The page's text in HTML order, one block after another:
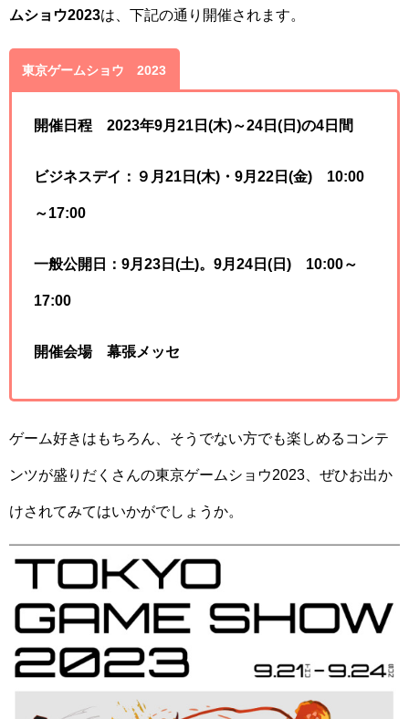
ムショウ2023は、下記の通り開催されます。
東京ゲームショウ 2023
開催日程 2023年9月21日(木)～24日(日)の4日間
ビジネスデイ：９月21日(木)・9月22日(金) 10:00
～17:00
一般公開日：9月23日(土)。9月24日(日) 10:00～
17:00
開催会場 幕張メッセ
ゲーム好きはもちろん、そうでない方でも楽しめるコンテ
ンツが盛りだくさんの東京ゲームショウ2023、ぜひお出か
けされてみてはいかがでしょうか。